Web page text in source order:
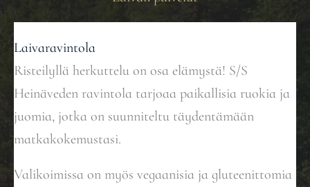
Laivaravintola
Risteilyllä herkuttelu on osa elämystä! S/S
Heinäveden ravintola tarjoaa paikallisia ruokia ja
juomia, jotka on suunniteltu täydentämään
matkakokemustasi.
Valikoimissa on myös vegaanisia ja gluteenittomia